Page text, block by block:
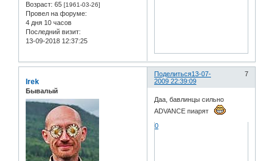
Возраст: 65 [1961-03-26]
Провел на форуме:
4 дня 10 часов
Последний визит:
13-09-2018 12:37:25
Поделиться 7
13-07-
2009 22:39:09
Irek
Бывалый
Даа, бавлинцы сильно
ADVANCE пиарят
0